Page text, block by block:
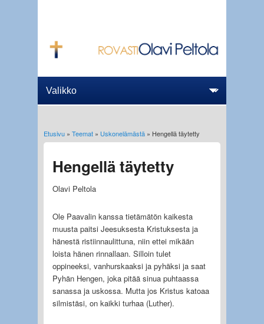
Olet täällä
Etusivu» Teemat» Uskonelämästä» Hengellä täytetty
Hengellä täytetty
Olavi Peltola
Ole Paavalin kanssa tietämätön kaikesta
muusta paitsi Jeesuksesta Kristuksesta ja
hänestä ristiinnaulittuna, niin ettei mikään
loista hänen rinnallaan. Silloin tulet
oppineeksi, vanhurskaaksi ja pyhäksi ja saat
Pyhän Hengen, joka pitää sinua puhtaassa
sanassa ja uskossa. Mutta jos Kristus katoaa
silmistäsi, on kaikki turhaa (Luther).